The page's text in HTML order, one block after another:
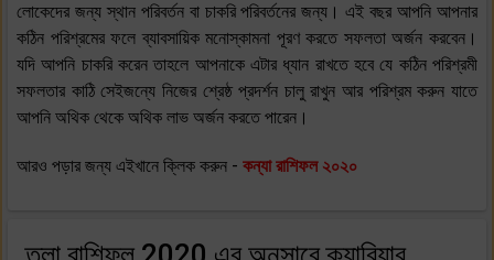
লোকেদের জন্য স্থান পরিবর্তন বা চাকরি পরিবর্তনের জন্য। এই বছর আপনি আপনার
কঠিন পরিশ্রমের ফলে ব্যাবসায়িক মনোস্কামনা পূরণ করতে সফলতা অর্জন করবেন।
যদি আপনি চাকরি করেন তাহলে আপনাকে এটার ধ্যান রাখতে হবে যে কঠিন পরিশ্রমী
সফলতার কাঠি সেইজন্যে নিজের শ্রেষ্ঠ প্রদর্শন চালু রাখুন আর পরিশ্রম করুন যাতে
আপনি অথিক থেকে অথিক লাভ অর্জন করতে পারেন।
আরও পড়ার জন্য এইখানে ক্লিক করুন - কন্যা রাশিফল ২০২০